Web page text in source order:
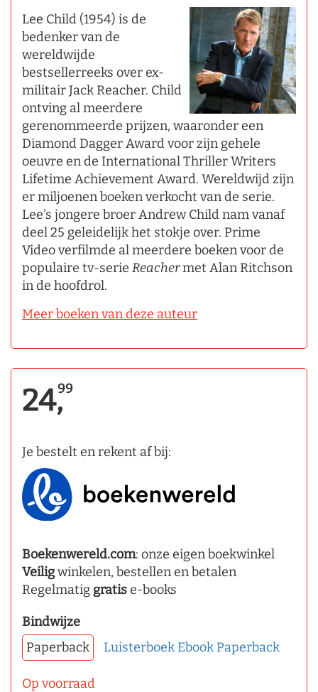
Lee Child (1954) is de
bedenker van de
wereldwijde
bestsellerreeks over ex-
militair Jack Reacher. Child
ontving al meerdere
gerenommeerde prijzen, waaronder een
Diamond Dagger Award voor zijn gehele
oeuvre en de International Thriller Writers
Lifetime Achievement Award. Wereldwijd zijn
er miljoenen boeken verkocht van de serie.
Lee’s jongere broer Andrew Child nam vanaf
deel 25 geleidelijk het stokje over. Prime
Video verfilmde al meerdere boeken voor de
populaire tv-serie Reachermet Alan Ritchson
in de hoofdrol.
Meer boeken van deze auteur
24,99
Je bestelt en rekent af bij:
Boekenwereld.com: onze eigen boekwinkel
Veiligwinkelen, bestellen en betalen
Regelmatig gratise-books
Bindwijze
Paperback
Luisterboek Ebook Paperback
Op voorraad